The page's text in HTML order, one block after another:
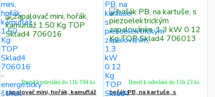
zapalovač mini, hořák, kamufláž
Ihned k odeslání do 11h 194 ks
hořák PB, na kartuše, s
Ihned k odeslání do 11h 23 ks